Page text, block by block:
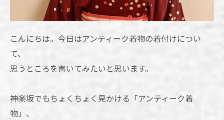
こんにちは。今日はアンティーク着物の着付けについ
て、
思うところを書いてみたいと思います。
神楽坂でもちょくちょく見かける「アンティーク着
物」、